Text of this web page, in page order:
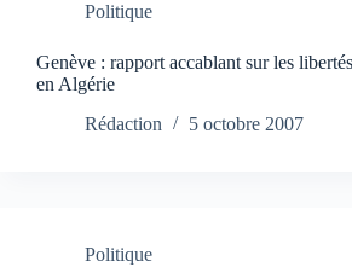
Politique
Genève : rapport accablant sur les
en Algérie
Rédaction
5 octobre 2007
Politique